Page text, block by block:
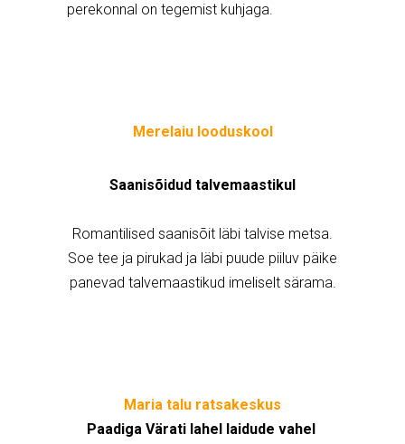
perekonnal on tegemist kuhjaga.
Merelaiu looduskool
Saanisõidud talvemaastikul
Romantilised saanisõit läbi talvise metsa.
Soe tee ja pirukad ja läbi puude piiluv päike
panevad talvemaastikud imeliselt särama.
Maria talu ratsakeskus
Paadiga Värati lahel laidude vahel